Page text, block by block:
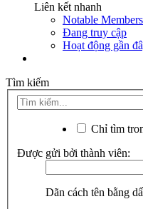
Liên kết nhanh
Notable Members
Đang truy cập
Hoạt động gần
Tìm kiếm
Chỉ tìm
Được gửi bởi thành viên:
Dãn cách tên bằng